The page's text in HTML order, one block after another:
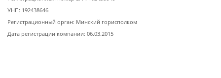
УНП: 192438646
Регистрационный орган: Минский горисполком
Дата регистрации компании: 06.03.2015